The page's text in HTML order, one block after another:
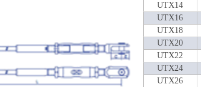
UTX14
UTX16
UTX18
UTX20
UTX22
UTX24
UTX26